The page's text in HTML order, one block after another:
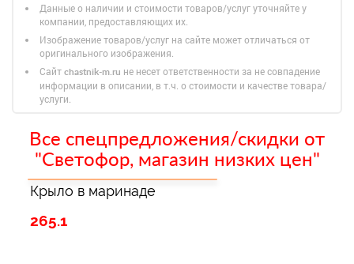
Данные о наличии и стоимости товаров/услуг уточняйте у
компании, предоставляющих их.
Изображение товаров/услуг на сайте может отличаться от
оригинального изображения.
Сайт chastnik-m.ru не несет ответственности за не совпадение
информации в описании, в т.ч. о стоимости и качестве товара/
услуги.
Все спецпредложения/скидки от
"Светофор, магазин низких цен"
Крыло в маринаде
265.1